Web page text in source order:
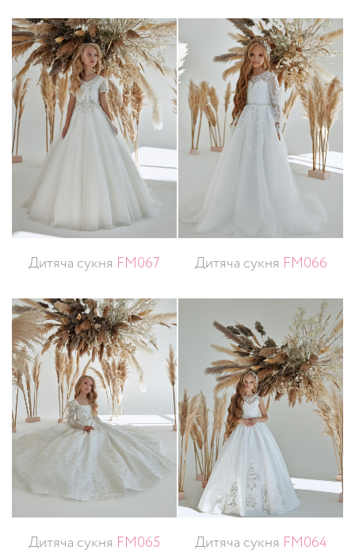
Дитяча сукня FM067 Дитяча сукня FM066
Дитяча сукня FM065 Дитяча сукня FM064